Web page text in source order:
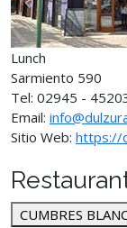
Lunch
Sarmiento 590
Tel: 02945 -
Email:
Sitio Web: https://
CUMBRES